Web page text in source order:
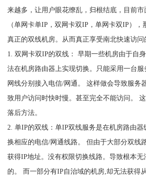
来越多，让用户眼花缭乱，归根结底，目前
（单网卡单IP，双网卡双IP，单网卡双IP）
真正的双线机房。从而真正享受南北快速访问
1. 双网卡双IP的双线： 早期一些机房由于自
法在机房路由器上实现切换。只能采用一台
网线分别接入电信/网通。 这样做会导致服务
致用户访问时快时慢。甚至完全不能访问。
落后方法。
2. 单IP的双线：单IP双线服务是在机房路由器
换相应的电信/网通线路。 但由于大部分双线
获得IP地址。没有权限切换线路。导致根本无
的。 而一部分有IP自治域的机房,却无法获得